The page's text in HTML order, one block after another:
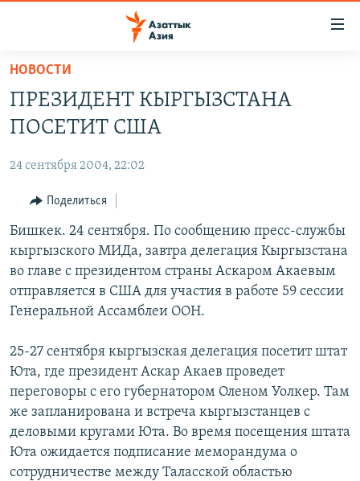
Вернуться
основному
содержанию
навигации
Вернутся
поиску
УЗБЕКИСТАН
ТАДЖИКИСТАН
НА ДРУГИХ ЯЗЫКАХ
ҚАЗАҚША
КЫРГЫЗЧА
ЎЗБЕКЧА
ТОҶИКӢ
TÜRKMENÇE
Все сайты РСЕ/РС
НОВОСТИ
ПРЕЗИДЕНТ КЫРГЫЗСТАНА
ПОСЕТИТ США
24 сентября 2004, 22:02
Поделиться
Бишкек. 24 сентября. По сообщению пресс-службы
кыргызского МИДа, завтра делегация Кыргызстана
во главе с президентом страны Аскаром Акаевым
отправляется в США для участия в работе 59 сессии
Генеральной Ассамблеи ООН.
25-27 сентября кыргызская делегация посетит штат
Юта, где президент Аскар Акаев проведет
переговоры с его губернатором Оленом Уолкер. Там
же запланирована и встреча кыргызстанцев с
деловыми кругами Юта. Во время посещения штата
Юта ожидается подписание меморандума о
сотрудничестве между Таласской областью